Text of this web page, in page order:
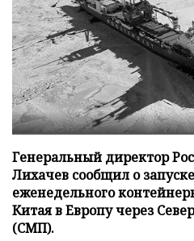
Генеральный директор
Лихачев сообщил о
еженедельного
Китая в Европу через
(СМП).